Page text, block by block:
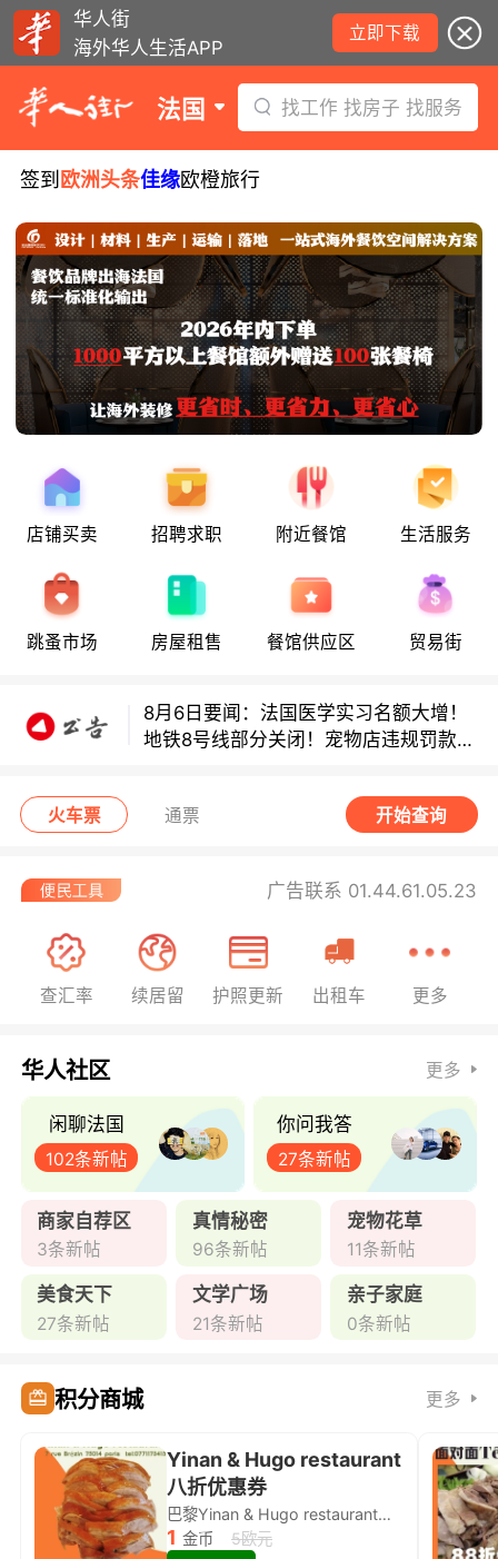
华人街
海外华人生活APP
立即下载
法国 找工作 找房子 找服务
签到 欧洲头条佳缘欧橙旅行
店铺买卖 招聘求职 附近餐馆 生活服务
跳蚤市场 房屋租售 餐馆供应区 贸易街
8月6日要闻：法国医学实习名额大增！
炉！
巴黎地铁音乐家海选启动！
地铁8号线部分关闭！宠物店违规罚款出
炉！
火车票 通票 开始查询
广告联系 01.44.61.05.23
查汇率 续居留 护照更新 出租车 更多
华人社区 更多
闲聊法国
102条新帖
你问我答
27条新帖
商家自荐区
3条新帖
真情秘密
96条新帖
宠物花草
11条新帖
美食天下
27条新帖
文学广场
21条新帖
亲子家庭
0条新帖
积分商城 更多
Yinan & Hugo restaurant
八折优惠券
巴黎Yinan & Hugo restaurant除简餐类全场8折
1 金币
5欧元